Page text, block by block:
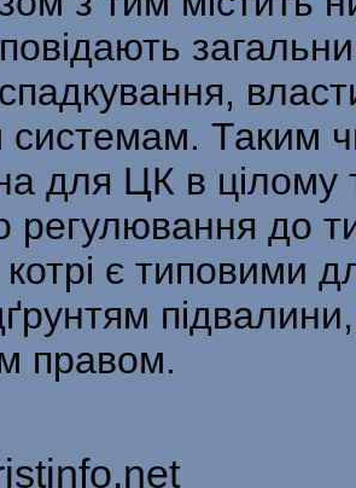
системам. Таким
для ЦК в цілому
регулювання до
є типовими
правом.